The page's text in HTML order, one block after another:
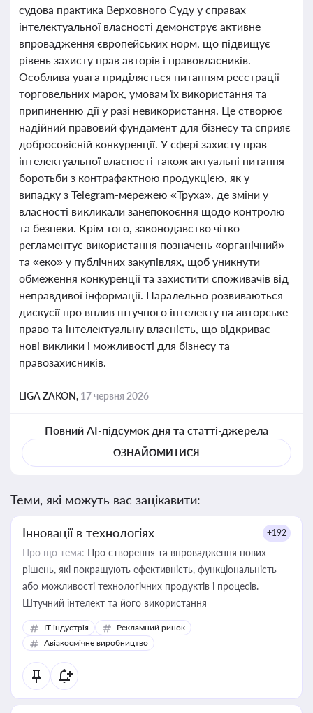
судова практика Верховного Суду у справах
інтелектуальної власності демонструє активне
впровадження європейських норм, що підвищує
рівень захисту прав авторів і правовласників.
Особлива увага приділяється питанням реєстрації
торговельних марок, умовам їх використання та
припиненню дії у разі невикористання. Це створює
надійний правовий фундамент для бізнесу та сприяє
добросовісній конкуренції. У сфері захисту прав
інтелектуальної власності також актуальні питання
боротьби з контрафактною продукцією, як у
випадку з Telegram-мережею «Труха», де зміни у
власності викликали занепокоєння щодо контролю
та безпеки. Крім того, законодавство чітко
регламентує використання позначень «органічний»
та «еко» у публічних закупівлях, щоб уникнути
обмеження конкуренції та захистити споживачів від
неправдивої інформації. Паралельно розвиваються
дискусії про вплив штучного інтелекту на авторське
право та інтелектуальну власність, що відкриває
нові виклики і можливості для бізнесу та
правозахисників.
LIGA ZAKON, 17 червня 2026
Повний AI-підсумок дня та статті-джерела
ОЗНАЙОМИТИСЯ
Теми, які можуть вас зацікавити:
Інновації в технологіях +192
Про що тема: Про створення та впровадження нових
рішень, які покращують ефективність, функціональність
або можливості технологічних продуктів і процесів.
Штучний інтелект та його використання
IT-індустрія
Рекламний ринок
Авіакосмічне виробництво